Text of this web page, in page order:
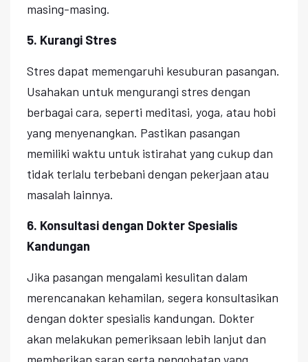
masing-masing.
5. Kurangi Stres
Stres dapat memengaruhi kesuburan pasangan.
Usahakan untuk mengurangi stres dengan
berbagai cara, seperti meditasi, yoga, atau hobi
yang menyenangkan. Pastikan pasangan
memiliki waktu untuk istirahat yang cukup dan
tidak terlalu terbebani dengan pekerjaan atau
masalah lainnya.
6. Konsultasi dengan Dokter Spesialis
Kandungan
Jika pasangan mengalami kesulitan dalam
merencanakan kehamilan, segera konsultasikan
dengan dokter spesialis kandungan. Dokter
akan melakukan pemeriksaan lebih lanjut dan